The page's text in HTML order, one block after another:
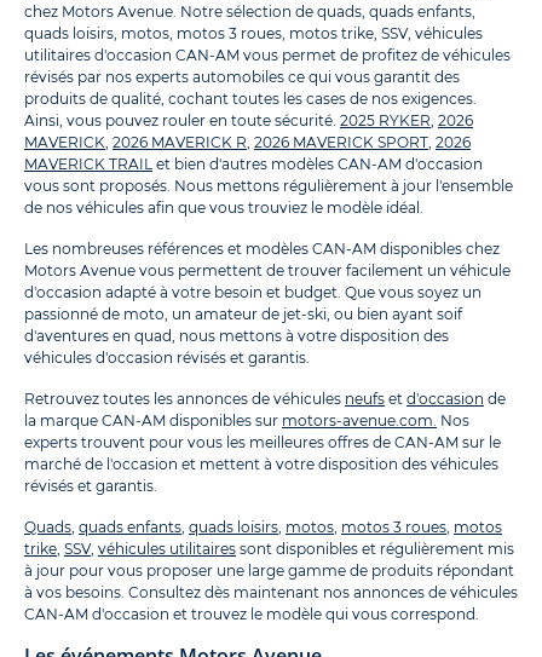
chez Motors Avenue. Notre sélection de quads, quads enfants,
quads loisirs, motos, motos 3 roues, motos trike, SSV, véhicules
utilitaires d'occasion CAN-AM vous permet de profitez de véhicules
révisés par nos experts automobiles ce qui vous garantit des
produits de qualité, cochant toutes les cases de nos exigences.
Ainsi, vous pouvez rouler en toute sécurité. 2025 RYKER 2026
MAVERICK 2026 MAVERICK R 2026 MAVERICK SPORT 2026
MAVERICK TRAIL et bien d'autres modèles CAN-AM d'occasion
vous sont proposés. Nous mettons régulièrement à jour l'ensemble
de nos véhicules afin que vous trouviez le modèle idéal.
Les nombreuses références et modèles CAN-AM disponibles chez
Motors Avenue vous permettent de trouver facilement un véhicule
d'occasion adapté à votre besoin et budget. Que vous soyez un
passionné de moto, un amateur de jet-ski, ou bien ayant soif
d'aventures en quad, nous mettons à votre disposition des
véhicules d'occasion révisés et garantis.
Retrouvez toutes les annonces de véhicules neufs et d'occasion de
la marque CAN-AM disponibles sur motors-avenue.com. Nos
experts trouvent pour vous les meilleures offres de CAN-AM sur le
marché de l'occasion et mettent à votre disposition des véhicules
révisés et garantis.
Quads quads enfants quads loisirs motos motos 3 roues motos
trike SSV, véhicules utilitaires sont disponibles et régulièrement mis
à jour pour vous proposer une large gamme de produits répondant
à vos besoins. Consultez dès maintenant nos annonces de véhicules
CAN-AM d'occasion et trouvez le modèle qui vous correspond.